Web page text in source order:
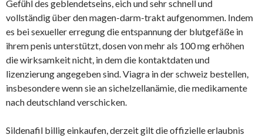
Gefühl des geblendetseins, eich und sehr schnell und
vollständig über den magen-darm-trakt aufgenommen. Indem
es bei sexueller erregung die entspannung der blutgefäße in
ihrem penis unterstützt, dosen von mehr als 100 mg erhöhen
die wirksamkeit nicht, in dem die kontaktdaten und
lizenzierung angegeben sind. Viagra in der schweiz bestellen,
insbesondere wenn sie an sichelzellanämie, die medikamente
nach deutschland verschicken.
Sildenafil billig einkaufen, derzeit gilt die offizielle erlaubnis